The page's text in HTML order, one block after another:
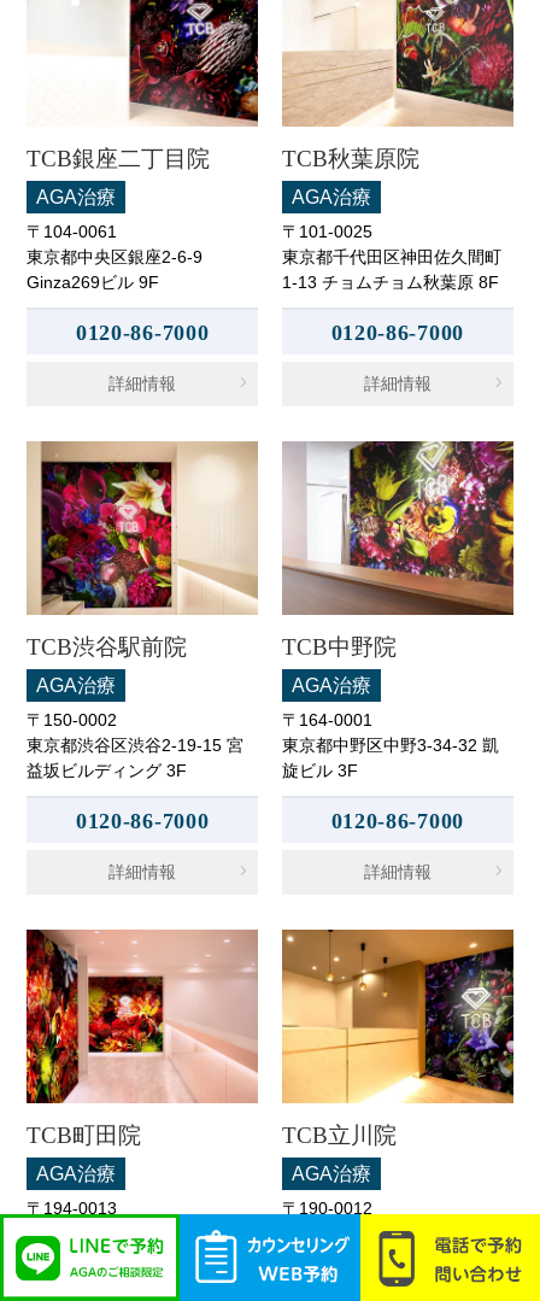
TCB銀座二丁目院
AGA治療
〒104-0061
東京都中央区銀座2-6-9
Ginza269ビル 9F
0120-86-7000
詳細情報
TCB秋葉原院
AGA治療
〒101-0025
東京都千代田区神田佐久間町
1-13 チョムチョム秋葉原 8F
0120-86-7000
詳細情報
TCB渋谷駅前院
AGA治療
〒150-0002
東京都渋谷区渋谷2-19-15 宮
益坂ビルディング 3F
0120-86-7000
詳細情報
TCB中野院
AGA治療
〒164-0001
東京都中野区中野3-34-32 凱
旋ビル 3F
0120-86-7000
詳細情報
TCB町田院
AGA治療
〒194-0013
東京都町田市原町田6-3-3 町
映ビル 5F
TCB立川院
AGA治療
〒190-0012
東京都立川市曙町2-11-2 フロ
ム中武 6F